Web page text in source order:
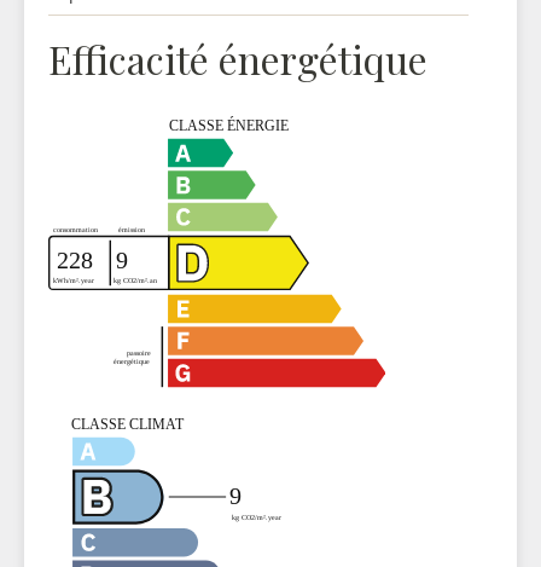
Efficacité énergétique